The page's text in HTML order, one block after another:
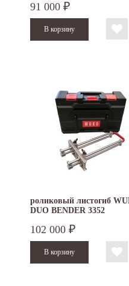
91 000 ₽
роликовый листогиб
DUO BENDER 3352
102 000 ₽